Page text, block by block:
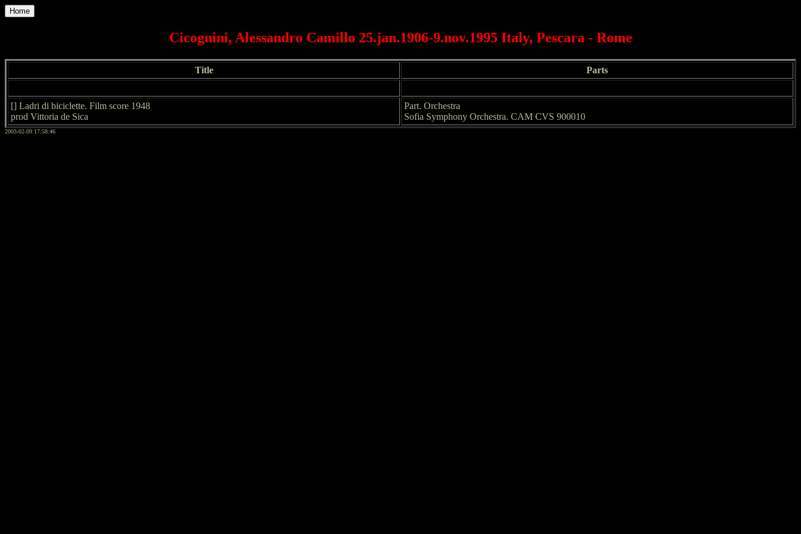
Home
Cicognini, Alessandro Camillo 25.jan.1906-9.nov.1995 Italy, Pescara - Rome
Title Parts
[] Ladri di biciclette. Film score 1948
prod Vittoria de Sica
Part. Orchestra
Sofia Symphony Orchestra. CAM CVS 900010
2003-02-09 17:58:46